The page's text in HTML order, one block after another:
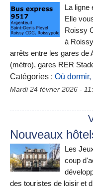
La
Elle
Roissy
à
arrêts entre les gares de
(métro), gares RER
Catégories : Où dormir,
Mardi 24 février 2026 -
Nouveaux
Les
coup
des touristes de loisir et